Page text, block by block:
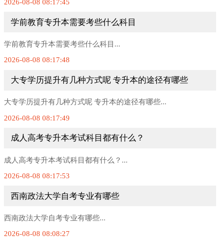
2026-08-08 08:17:45
学前教育专升本需要考些什么科目
学前教育专升本需要考些什么科目...
2026-08-08 08:17:48
大专学历提升有几种方式呢 专升本的途径有哪些
大专学历提升有几种方式呢 专升本的途径有哪些...
2026-08-08 08:17:49
成人高考专升本考试科目都有什么？
成人高考专升本考试科目都有什么？...
2026-08-08 08:17:53
西南政法大学自考专业有哪些
西南政法大学自考专业有哪些...
2026-08-08 08:08:27